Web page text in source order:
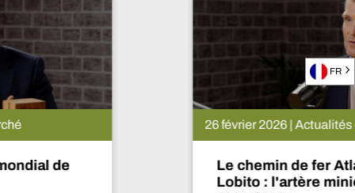
26 février 2026 | Actualités du marché
Le chemin de fer Atlantique de
Lobito : l'artère minière stratégique
FR